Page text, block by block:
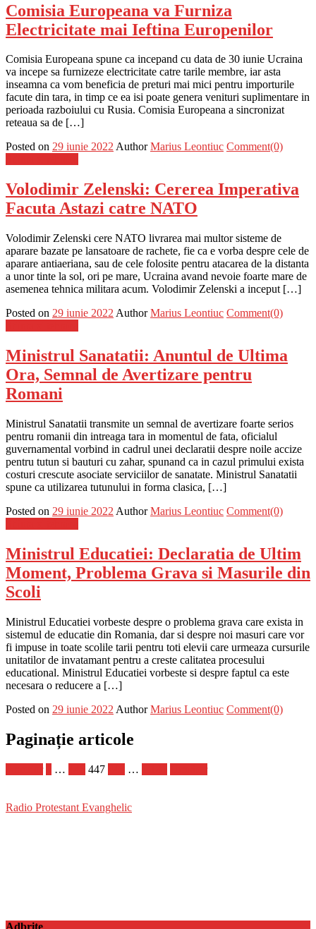
Comisia Europeana va Furniza
Electricitate mai Ieftina Europenilor
Comisia Europeana spune ca incepand cu data de 30 iunie Ucraina
va incepe sa furnizeze electricitate catre tarile membre, iar asta
inseamna ca vom beneficia de preturi mai mici pentru importurile
facute din tara, in timp ce ea isi poate genera venituri suplimentare in
perioada razboiului cu Rusia. Comisia Europeana a sincronizat
reteaua sa de […]
Posted on 29 iunie 2022Author Marius Leontiuc Comment(0)
Volodimir Zelenski: Cererea Imperativa
Facuta Astazi catre NATO
Volodimir Zelenski cere NATO livrarea mai multor sisteme de
aparare bazate pe lansatoare de rachete, fie ca e vorba despre cele de
aparare antiaeriana, sau de cele folosite pentru atacarea de la distanta
a unor tinte la sol, ori pe mare, Ucraina avand nevoie foarte mare de
asemenea tehnica militara acum. Volodimir Zelenski a inceput […]
Posted on 29 iunie 2022 Author Marius Leontiuc Comment(0)
Ministrul Sanatatii: Anuntul de Ultima
Ora, Semnal de Avertizare pentru
Romani
Ministrul Sanatatii transmite un semnal de avertizare foarte serios
pentru romanii din intreaga tara in momentul de fata, oficialul
guvernamental vorbind in cadrul unei declaratii despre noile accize
pentru tutun si bauturi cu zahar, spunand ca in cazul primului exista
costuri crescute asociate serviciilor de sanatate. Ministrul Sanatatii
spune ca utilizarea tutunului in forma clasica, […]
Posted on 29 iunie 2022 Author Marius Leontiuc Comment(0)
Ministrul Educatiei: Declaratia de Ultim
Moment, Problema Grava si Masurile din
Scoli
Ministrul Educatiei vorbeste despre o problema grava care exista in
sistemul de educatie din Romania, dar si despre noi masuri care vor
fi impuse in toate scolile tarii pentru toti elevii care urmeaza cursurile
unitatilor de invatamant pentru a creste calitatea procesului
educational. Ministrul Educatiei vorbeste si despre faptul ca este
necesara o reducere a […]
Posted on 29 iunie 2022 Author Marius Leontiuc Comment(0)
Paginație articole
… 447 …
Radio Protestant Evanghelic
Adbrite